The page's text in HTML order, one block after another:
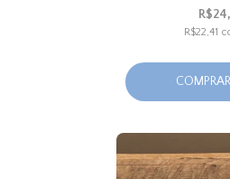
R$22,41
COMPRAR